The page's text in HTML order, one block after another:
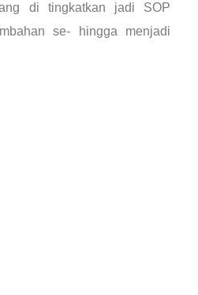
di tingkatkan jadi SOP
se- hingga menjadi